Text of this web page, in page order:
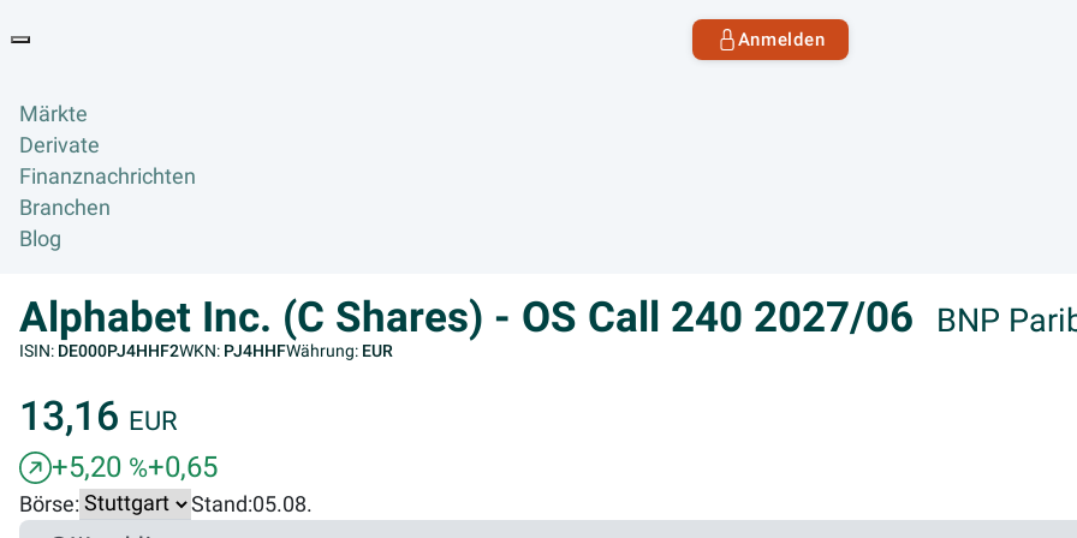
Anmelden
Märkte
Derivate
Finanznachrichten
Branchen
Blog
Alphabet Inc. (C Shares) - OS Call 240 2027/06 BNP
ISIN: DE000PJ4HHF2WKN: PJ4HHFWährung: EUR
13,16 EUR
+5,20 %+0,65
Börse: Stand:05.08.